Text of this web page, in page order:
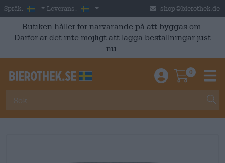
Skip to main content
Språk: Swedish
Leverans: Sverige shop@bierothek.de
Butiken håller för närvarande på att byggas om.
Därför är det inte möjligt att lägga beställningar just
nu.
Einloggen /
0